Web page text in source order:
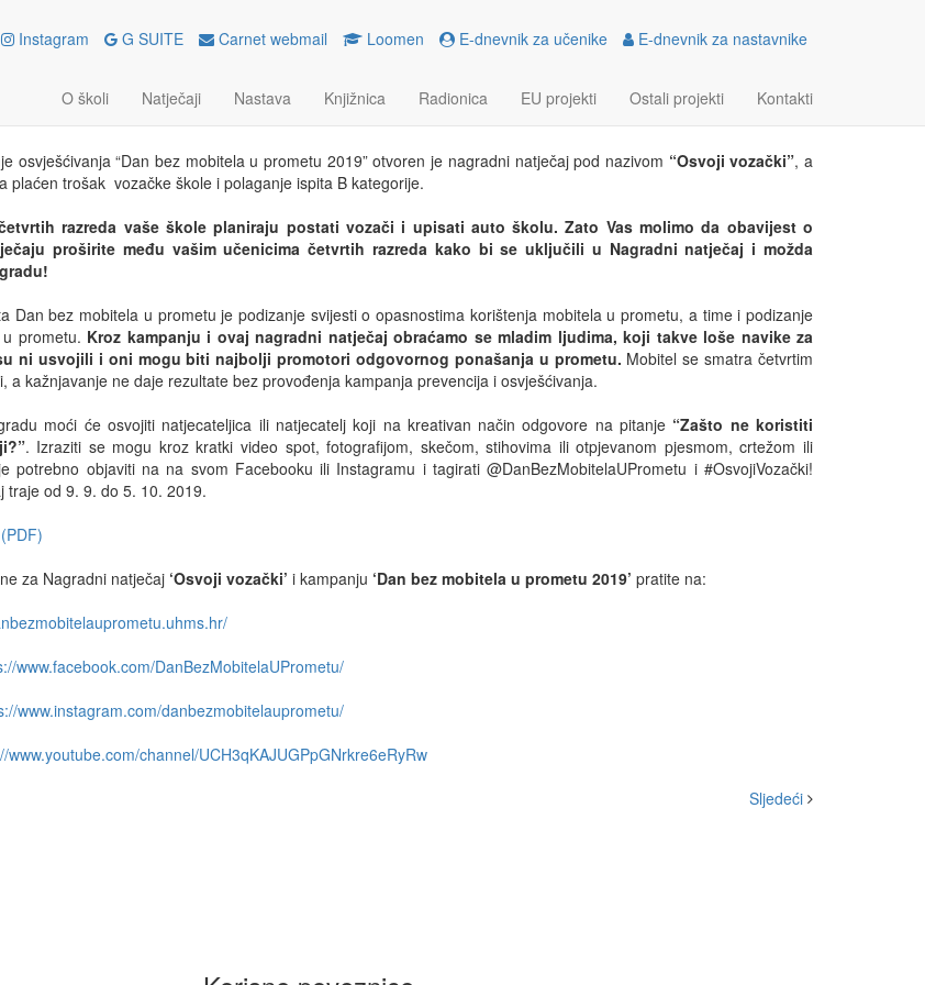
Instagram G SUITE Carnet webmail Loomen E-dnevnik za učenike E-dnevnik za nastavnike
O školi Natječaji Nastava Knjižnica Radionica EU projekti Ostali projekti Kontakti
MOBITELA U PROMETU – NAGRADNI NATJEČAJ –
VOZAČKI!
osvješćivanja “Dan bez mobitela u prometu 2019” otvoren je nagradni natječaj pod nazivom “Osvoji vozački”, a
plaćen trošak vozačke škole i polaganje ispita B kategorije.
razreda vaše škole planiraju postati vozači i upisati auto školu. Zato Vas molimo da obavijest o
proširite među vašim učenicima četvrtih razreda kako bi se uključili u Nagradni natječaj i možda
Dan bez mobitela u prometu je podizanje svijesti o opasnostima korištenja mobitela u prometu, a time i podizanje
prometu. Kroz kampanju i ovaj nagradni natječaj obraćamo se mladim ljudima, koji takve loše navike za
ni usvojili i oni mogu biti najbolji promotori odgovornog ponašanja u prometu. Mobitel se smatra četvrtim
a kažnjavanje ne daje rezultate bez provođenja kampanja prevencija i osvješćivanja.
moći će osvojiti natjecateljica ili natjecatelj koji na kreativan način odgovore na pitanje “Zašto ne koristiti
. Izraziti se mogu kroz kratki video spot, fotografijom, skečom, stihovima ili otpjevanom pjesmom, crtežom ili
potrebno objaviti na na svom Facebooku ili Instagramu i tagirati @DanBezMobitelaUPrometu i #OsvojiVozački!
traje od 9. 9. do 5. 10. 2019.
za Nagradni natječaj ‘Osvoji vozački’ i kampanju ‘Dan bez mobitela u prometu 2019’ pratite na:
www.facebook.com/DanBezMobitelaUPrometu/
www.instagram.com/danbezmobitelauprometu/
www.youtube.com/channel/UCH3qKAJUGPpGNrkre6eRyRw
Sljedeći